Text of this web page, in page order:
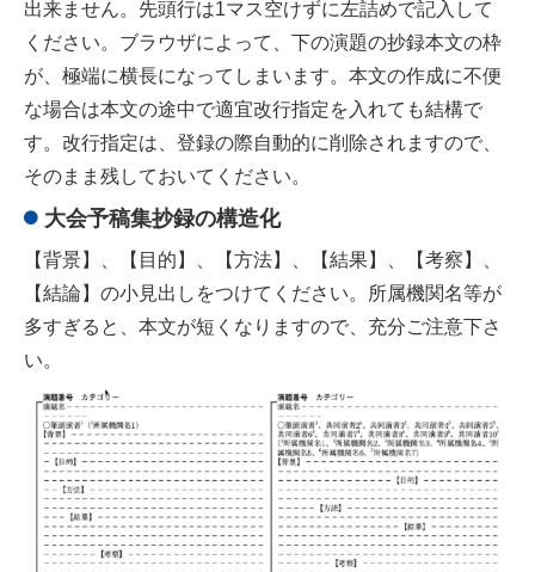
出来ません。先頭行は1マス空けずに左詰めで記入して
ください。ブラウザによって、下の演題の抄録本文の枠
が、極端に横長になってしまいます。本文の作成に不便
な場合は本文の途中で適宜改行指定を入れても結構で
す。改行指定は、登録の際自動的に削除されますので、
そのまま残しておいてください。
大会予稿集抄録の構造化
【背景】、【目的】、【方法】、【結果】、【考察】、
【結論】の小見出しをつけてください。所属機関名等が
多すぎると、本文が短くなりますので、充分ご注意下さ
い。